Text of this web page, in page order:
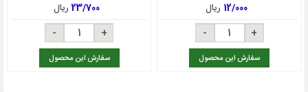
12/000 ریال
سفارش این محصول
23/700ریال
سفارش این محصول